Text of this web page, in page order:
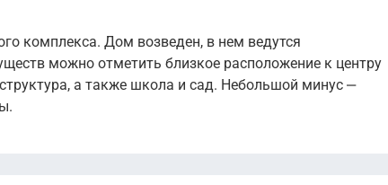
комплекса. Дом возведен, в нем ведутся
можно отметить близкое расположение к центру
а также школа и сад. Небольшой минус ‒